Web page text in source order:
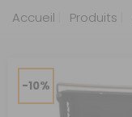
Accueil Produits
-10%